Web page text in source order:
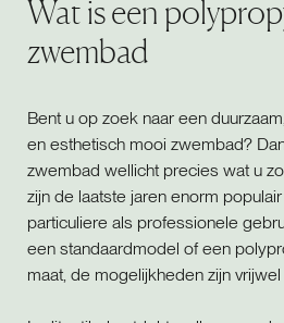
Wat is een
zwembad
Bent u op zoek naar een
en esthetisch mooi zwembad?
zwembad wellicht precies wat u
zijn de laatste jaren enorm
particuliere als professionele
een standaardmodel of een
maat, de mogelijkheden zijn